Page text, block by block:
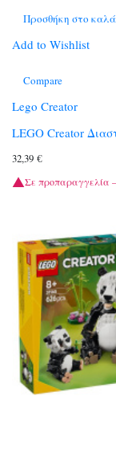
Προσθήκη στο
Add to Wishlist
Compare
Lego Creator
LEGO Creator
32,39 €
Σε προπαραγγελία